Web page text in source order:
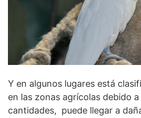
Y en algunos lugares está
en las zonas agrícolas debido
cantidades, puede llegar a